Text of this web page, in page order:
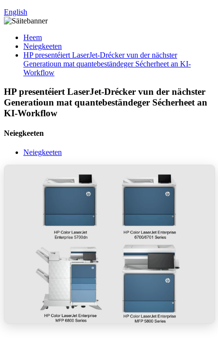
English
Heem
Neiegkeeten
HP presentéiert LaserJet-Drécker vun der nächster
Generatioun mat quantebeständeger Sécherheet an KI-
Workflow
HP presentéiert LaserJet-Drécker vun der nächster
Generatioun mat quantebeständeger Sécherheet an
KI-Workflow
Neiegkeeten
Neiegkeeten